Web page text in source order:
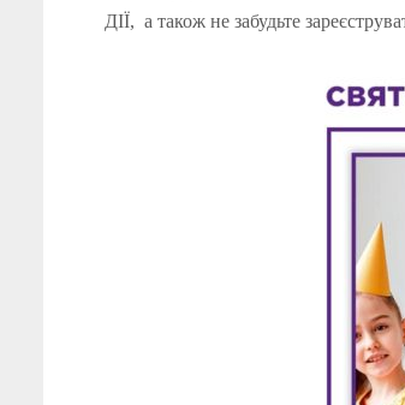
ДІЇ, а також не забудьте